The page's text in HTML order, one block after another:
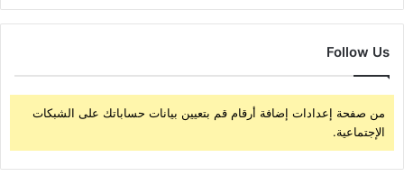
Follow Us
من صفحة إعدادات إضافة أرقام قم بتعيين بيانات حساباتك على الشبكات
الإجتماعية.